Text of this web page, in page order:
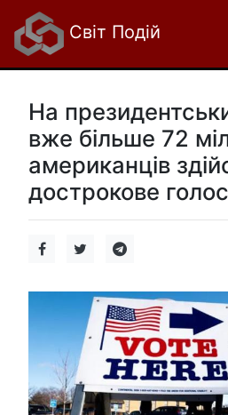
Світ Подій
На
вже більше 72
американців
дострокове